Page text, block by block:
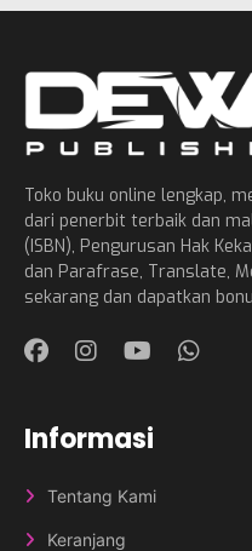
Toko buku online lengkap,
dari penerbit terbaik dan
(ISBN), Pengurusan Hak
dan Parafrase, Translate,
sekarang dan dapatkan
Informasi
Tentang Kami
Keranjang